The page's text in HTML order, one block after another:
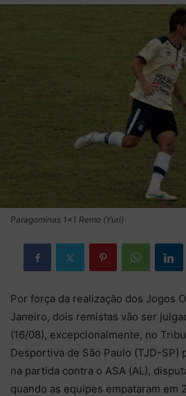
Paragominas 1x1 Remo (Yuri)
Por força da realização dos Jogos
Janeiro, dois remistas vão ser
(16/08), excepcionalmente, no
Desportiva de São Paulo (TJD-SP)
na partida contra o ASA (AL),
quando as equipes empataram em